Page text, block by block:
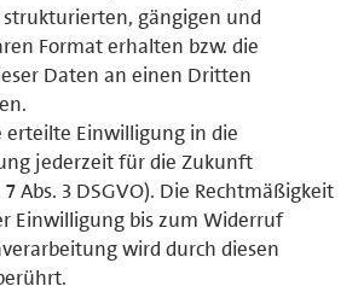
gängigen und
Format erhalten bzw. die
Daten an einen Dritten
erteilte Einwilligung in die
jederzeit für die Zukunft
Abs. 3 DSGVO). Die Rechtmäßigkeit
Einwilligung bis zum Widerruf
wird durch diesen